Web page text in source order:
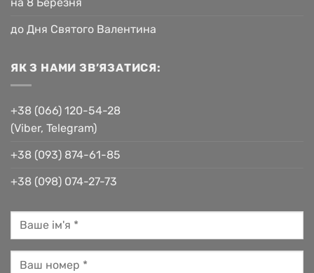
на 8 Березня
до Дня Святого Валентина
ЯК З НАМИ ЗВ’ЯЗАТИСЯ:
+38 (066) 120-54-28
(Viber, Telegram)
+38 (093) 874-61-85
+38 (098) 074-27-73